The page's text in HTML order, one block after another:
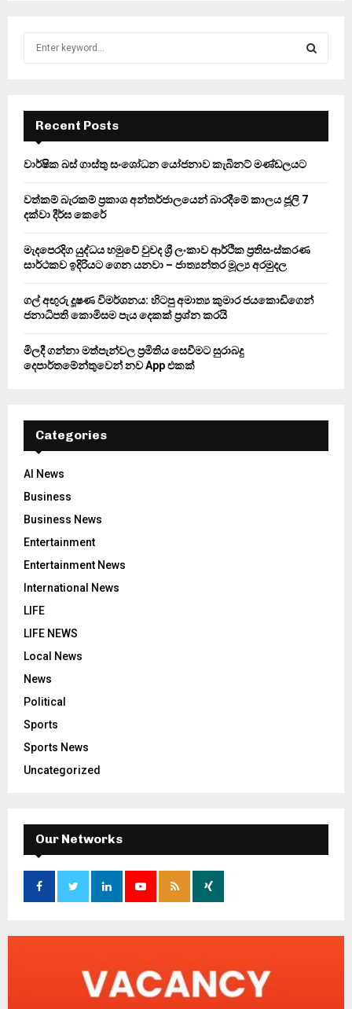
f
r
E
A
Recent Posts
වාර්ෂික බස් ගාස්තු සංශෝධන යෝජනාව කැබිනට් මණ්ඩලයට
වත්කම් බැරකම් ප්‍රකාශ අන්තර්ජාලයෙන් බාරදීමේ කාලය ජූලි 7
දක්වා දීර්ඝ කෙරේ
මැදපෙරදිග යුද්ධය හමුවේ වුවද ශ්‍රී ලංකාව ආර්ථික ප්‍රතිසංස්කරණ
සාර්ථකව ඉදිරියට ගෙන යනවා – ජාත්‍යන්තර මූල්‍ය අරමුදල
ගල් අඟුරු දූෂණ විමර්ශනය: හිටපු අමාත්‍ය කුමාර ජයකොඩිගෙන්
ජනාධිපති කොමිසම පැය දෙකක් ප්‍රශ්න කරයි
මිලදී ගන්නා මත්පැන්වල ප්‍රමිතිය සෙවීමට සුරාබදු
දෙපාර්තමේන්තුවෙන් නව App එකක්
Categories
AI News
Business
Business News
Entertainment
Entertainment News
International News
LIFE
LIFE NEWS
Local News
News
Political
Sports
Sports News
Uncategorized
Our Networks